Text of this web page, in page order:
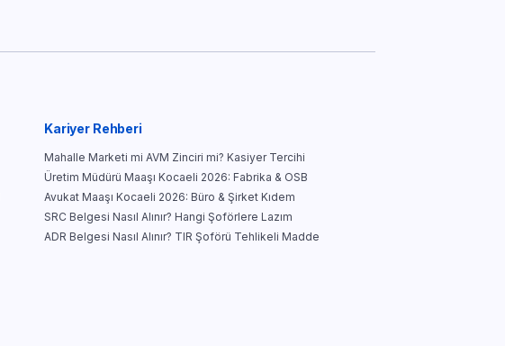
Kariyer Rehberi
Mahalle Marketi mi AVM Zinciri mi? Kasiyer Tercihi
Üretim Müdürü Maaşı Kocaeli 2026: Fabrika & OSB
Avukat Maaşı Kocaeli 2026: Büro & Şirket Kıdem
SRC Belgesi Nasıl Alınır? Hangi Şoförlere Lazım
ADR Belgesi Nasıl Alınır? TIR Şoförü Tehlikeli Madde